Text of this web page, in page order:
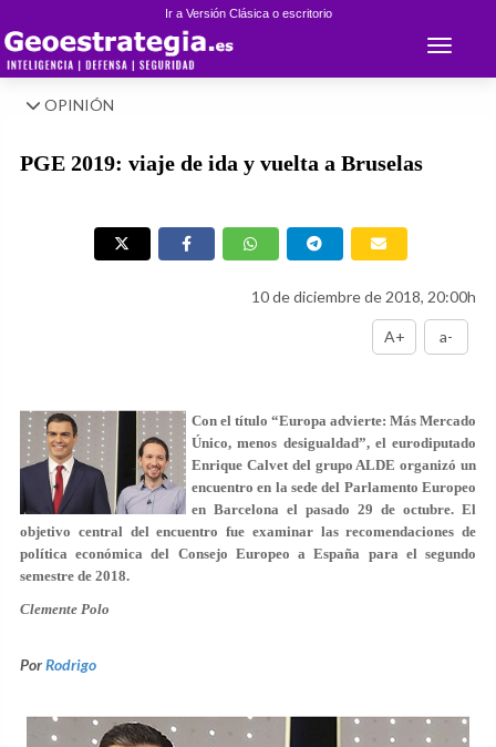
Ir a Versión Clásica o escritorio
Toggle
OPINIÓN
PGE 2019: viaje de ida y vuelta a Bruselas
10 de diciembre de 2018, 20:00h
A+ a-
Con el título “Europa advierte: Más Mercado
Único, menos desigualdad”, el eurodiputado
Enrique Calvet del grupo ALDE organizó un
encuentro en la sede del Parlamento Europeo
en Barcelona el pasado 29 de octubre. El
objetivo central del encuentro fue examinar las recomendaciones de
política económica del Consejo Europeo a España para el segundo
semestre de 2018.
Clemente Polo
PorRodrigo